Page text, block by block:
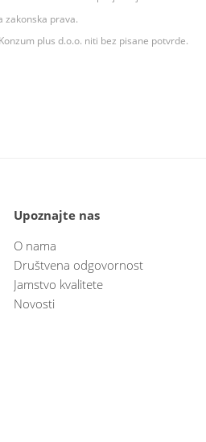
zakonska prava.
plus d.o.o. niti bez pisane potvrde.
Upoznajte nas
O nama
Društvena odgovornost
Jamstvo kvalitete
Novosti